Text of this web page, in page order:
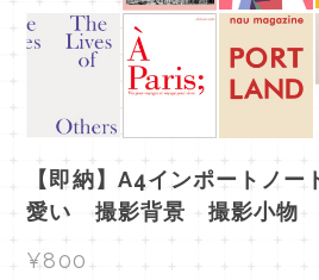
【即納】A4インポートノ
愛い 撮影背景 撮影小物
¥800